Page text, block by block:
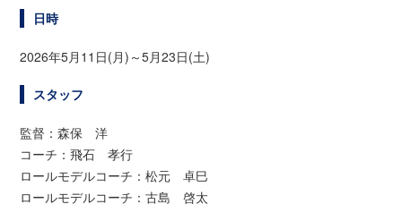
日時
2026年5月11日(月)～5月23日(土)
スタッフ
監督：森保 洋
コーチ：飛石 孝行
ロールモデルコーチ：松元 卓巳
ロールモデルコーチ：古島 啓太